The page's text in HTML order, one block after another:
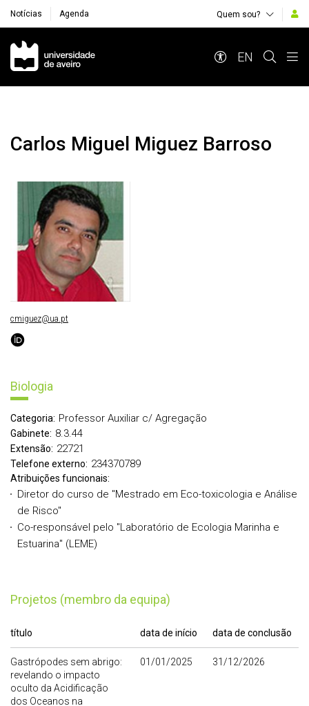
Notícias Agenda Quem sou?
Navegação Principal
EN
Carlos Miguel Miguez Barroso
Biologia
Categoria: Professor Auxiliar c/ Agregação
Gabinete: 8.3.44
Extensão: 22721
Telefone externo: 234370789
Atribuições funcionais:
Diretor do curso de "Mestrado em Eco-toxicologia e Análise
de Risco"
Co-responsável pelo "Laboratório de Ecologia Marinha e
Estuarina" (LEME)
Projetos (membro da equipa)
título data de início data de conclusão
Gastrópodes sem abrigo:
revelando o impacto
oculto da Acidificação
dos Oceanos na
01/01/2025 31/12/2026
cmiguez@ua.pt